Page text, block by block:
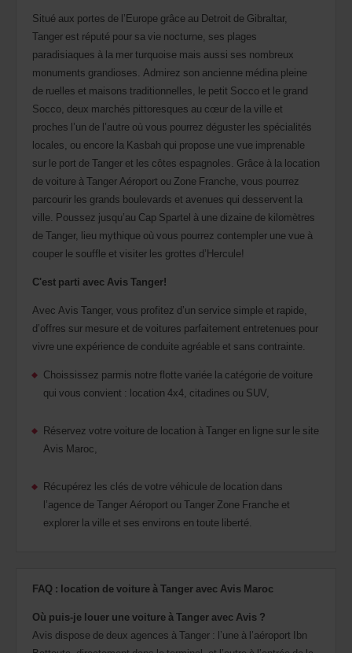
Situé aux portes de l’Europe grâce au Detroit de Gibraltar,
Tanger est réputé pour sa vie nocturne, ses plages
paradisiaques à la mer turquoise mais aussi ses nombreux
monuments grandioses. Admirez son ancienne médina pleine
de ruelles et maisons traditionnelles, le petit Socco et le grand
Socco, deux marchés pittoresques au cœur de la ville et
proches l’un de l’autre où vous pourrez déguster les spécialités
locales, ou encore la Kasbah qui propose une vue imprenable
sur le port de Tanger et les côtes espagnoles. Grâce à la location
de voiture à Tanger Aéroport ou Zone Franche, vous pourrez
parcourir les grands boulevards et avenues qui desservent la
ville. Poussez jusqu’au Cap Spartel à une dizaine de kilomètres
de Tanger, lieu mythique où vous pourrez contempler une vue à
couper le souffle et visiter les grottes d’Hercule!
C'est parti avec Avis Tanger!
Avec Avis Tanger, vous profitez d’un service simple et rapide,
d’offres sur mesure et de voitures parfaitement entretenues pour
vivre une expérience de conduite agréable et sans contrainte.
Choississez parmis notre flotte variée la catégorie de voiture
qui vous convient : location 4x4, citadines ou SUV,
Réservez votre voiture de location à Tanger en ligne sur le site
Avis Maroc,
Récupérez les clés de votre véhicule de location dans
l’agence de Tanger Aéroport ou Tanger Zone Franche et
explorer la ville et ses environs en toute liberté.
FAQ : location de voiture à Tanger avec Avis Maroc
Où puis-je louer une voiture à Tanger avec Avis ?
Avis dispose de deux agences à Tanger : l’une à l’aéroport Ibn